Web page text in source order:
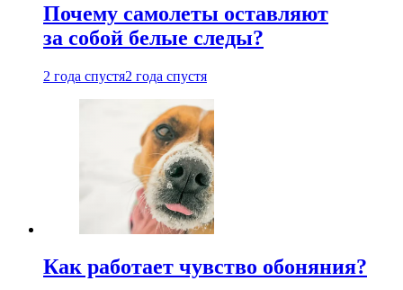
Почему самолеты оставляют
за собой белые следы?
2 года спустя2 года спустя
Как работает чувство обоняния?